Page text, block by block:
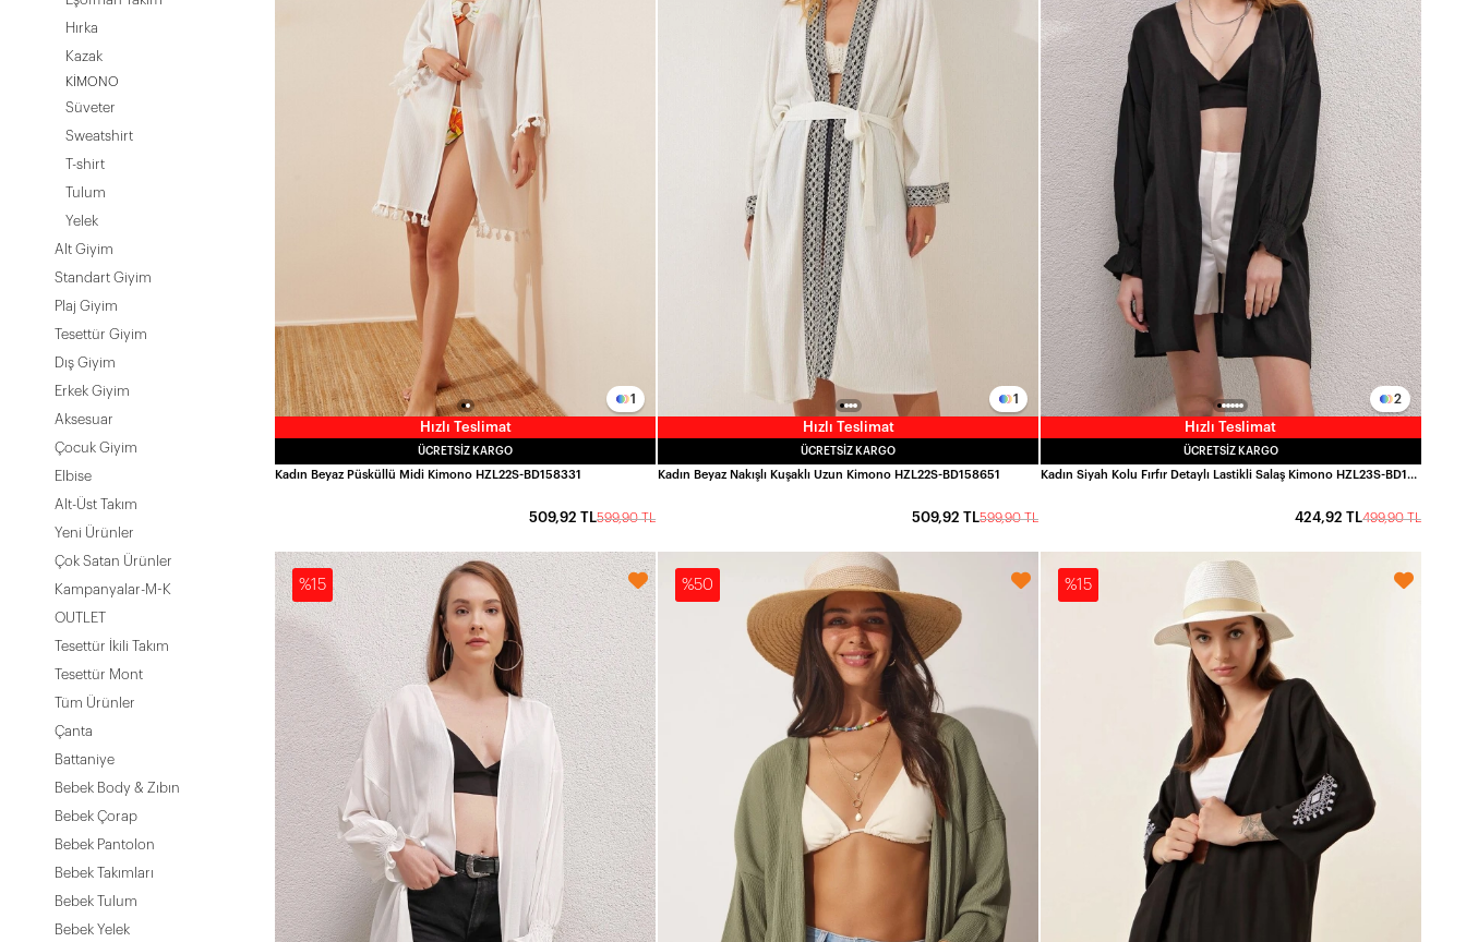
Hırka
Kazak
KIMONO
Süveter
Sweatshirt
T-shirt
Tulum
Yelek
Alt Giyim
Standart Giyim
Plaj Giyim
Tesettür Giyim
Dış Giyim
Erkek Giyim
Aksesuar
Çocuk Giyim
Elbise
Alt-Üst Takım
Yeni Ürünler
Çok Satan Ürünler
Kampanyalar-M-K
OUTLET
Tesettür İkili Takım
Tesettür Mont
Tüm Ürünler
Çanta
Battaniye
Bebek Body & Zıbın
Bebek Çorap
Bebek Pantolon
Bebek Takımları
Bebek Tulum
Bebek Yelek
Hızlı Teslimat
1
ÜCRETSIZ KARGO
Kadın Beyaz Püsküllü Midi Kimono HZL22S-BD158331
599,90 TL
509,92 TL
Hızlı Teslimat
1
ÜCRETSIZ KARGO
Kadın Beyaz Nakışlı Kuşaklı Uzun Kimono HZL22S-BD158651
599,90 TL
509,92 TL
Hızlı Teslimat
2
ÜCRETSIZ KARGO
Kadın Siyah Kolu Fırfır Detaylı Lastikli Salaş Kimono HZL23S-BD158821
499,90 TL
424,92 TL
%15 %50 %15